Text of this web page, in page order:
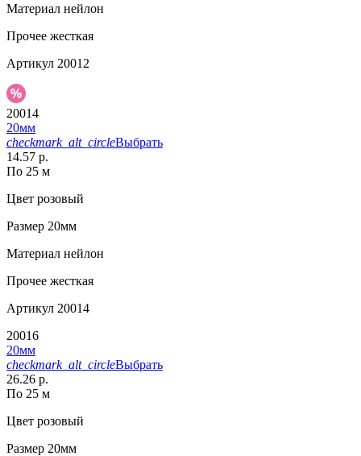
Материал нейлон
Прочее жесткая
Артикул 20012
20014
20мм
checkmark_alt_circleВыбрать
14.57 р.
По 25 м
Цвет розовый
Размер 20мм
Материал нейлон
Прочее жесткая
Артикул 20014
20016
20мм
checkmark_alt_circleВыбрать
26.26 р.
По 25 м
Цвет розовый
Размер 20мм